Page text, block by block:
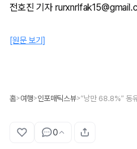
전호진 기자
[원문 보기]
홈>여행>인포매틱스뷰>“낭만 68.8%” 동
0